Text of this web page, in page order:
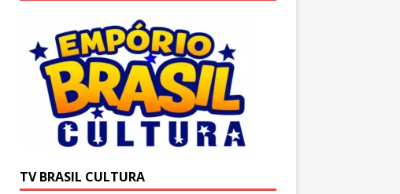
TV BRASIL CULTURA